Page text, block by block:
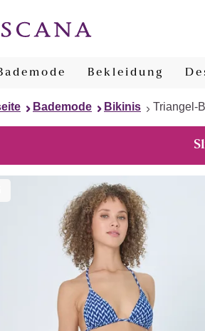
Bekleidung
Bademode Bikinis Triangel-